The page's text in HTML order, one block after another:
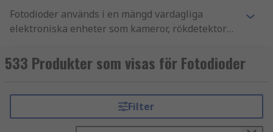
Fotodioder används i en mängd vardagliga
elektroniska enheter som kameror, rökdetektorer,
tillämpningar, CD-spelare och mätinstrument för
att nämna några. Du kan läsa mer i vårguide om
som ljussensorer eller detektorer. När ljus når en
fotodiod omvandlas detta till elektrisk energi i
533 Produkter som visas för Fotodioder
Filter